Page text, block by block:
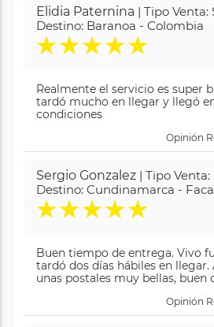
Elidia Paternina | Tipo Venta:
Destino: Baranoa - Colombia
★★★★★
Realmente el servicio es super
tardó mucho en llegar y llegó
condiciones
Opinión
Sergio Gonzalez | Tipo
Destino: Cundinamarca -
★★★★★
Buen tiempo de entrega. Vivo
tardó dos días hábiles en llegar.
unas postales muy bellas, buen
Opinión